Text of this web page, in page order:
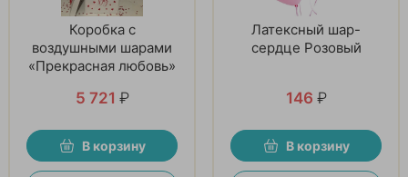
Коробка с
воздушными шарами
«Прекрасная любовь»
5 721 ₽
В корзину
Латексный шар-
сердце Розовый
146 ₽
В корзину